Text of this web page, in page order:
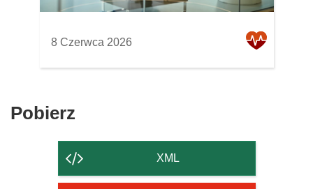
8 Czerwca 2026
Pobierz
strony
XML